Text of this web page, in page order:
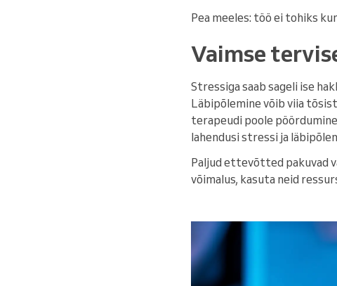
Pea meeles: töö ei tohiks
Vaimse
Stressiga saab sageli ise
Läbipõlemine võib viia
terapeudi poole
lahendusi stressi ja
Paljud ettevõtted pakuvad
võimalus, kasuta neid